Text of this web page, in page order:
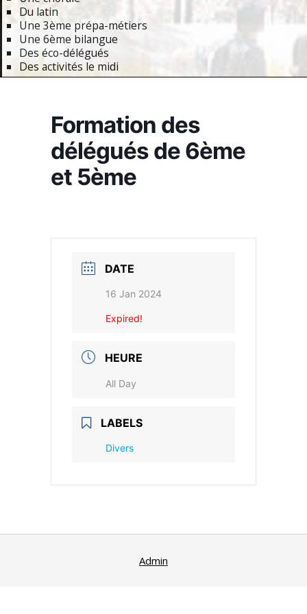
Du latin
Une 3ème prépa-métiers
Une 6ème bilangue
Des éco-délégués
Des activités le midi
Formation des
délégués de 6ème
et 5ème
DATE
16 Jan 2024
Expired!
HEURE
All Day
LABELS
Divers
Admin